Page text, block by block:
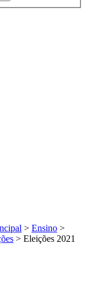
> Ensino >
> Eleições 2021